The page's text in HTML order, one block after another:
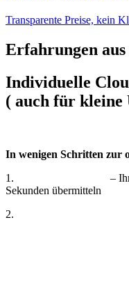
Transparente Preise, kein
Erfahrungen
Individuelle
( auch für kleine
In wenigen Schritten zur
1.
–
Sekunden übermitteln
2.